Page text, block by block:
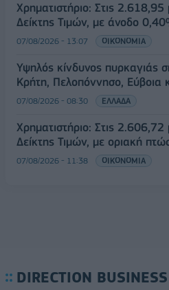
Χρηματιστήριο: Στις 2.618,95
Δείκτης Τιμών, με άνοδο
07/08/2026 - 13:07 ΟΙΚΟΝΟΜΙΑ
Υψηλός κίνδυνος πυρκαγιάς
Κρήτη, Πελοπόννησο, Εύβοια
07/08/2026 - 08:30 ΕΛΛΑΔΑ
Χρηματιστήριο: Στις 2.606,72
Δείκτης Τιμών, με οριακή
07/08/2026 - 11:38 ΟΙΚΟΝΟΜΙΑ
DIRECTION